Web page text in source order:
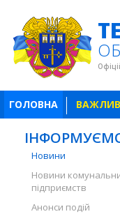
ГОЛОВНА
Новини
Новини
підприємств
Анонси подій